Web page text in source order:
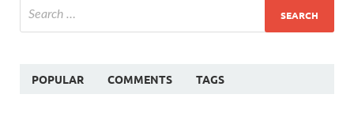
POPULAR COMMENTS TAGS